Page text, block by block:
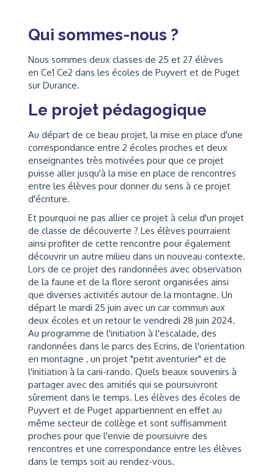
Qui sommes-nous ?
Nous sommes deux classes de 25 et 27 élèves
en Ce1 Ce2 dans les écoles de Puyvert et de Puget
sur Durance.
Le projet pédagogique
Au départ de ce beau projet, la mise en place d'une
correspondance entre 2 écoles proches et deux
enseignantes très motivées pour que ce projet
puisse aller jusqu'à la mise en place de rencontres
entre les élèves pour donner du sens à ce projet
d'écriture.
Et pourquoi ne pas allier ce projet à celui d'un projet
de classe de découverte ? Les élèves pourraient
ainsi profiter de cette rencontre pour également
découvrir un autre milieu dans un nouveau contexte.
Lors de ce projet des randonnées avec observation
de la faune et de la flore seront organisées ainsi
que diverses activités autour de la montagne. Un
départ le mardi 25 juin avec un car commun aux
deux écoles et un retour le vendredi 28 juin 2024.
Au programme de l'initiation à l'escalade, des
randonnées dans le parcs des Ecrins, de l'orientation
en montagne , un projet "petit aventurier" et de
l'initiation à la cani-rando. Quels beaux souvenirs à
partager avec des amitiés qui se poursuivront
sûrement dans le temps. Les élèves des écoles de
Puyvert et de Puget appartiennent en effet au
même secteur de collège et sont suffisamment
proches pour que l'envie de poursuivre des
rencontres et une correspondance entre les élèves
dans le temps soit au rendez-vous.